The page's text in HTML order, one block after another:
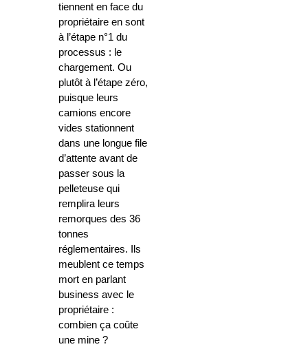
tiennent en face du
propriétaire en sont
à l’étape n°1 du
processus : le
chargement. Ou
plutôt à l’étape zéro,
puisque leurs
camions encore
vides stationnent
dans une longue file
d’attente avant de
passer sous la
pelleteuse qui
remplira leurs
remorques des 36
tonnes
réglementaires. Ils
meublent ce temps
mort en parlant
business avec le
propriétaire :
combien ça coûte
une mine ?